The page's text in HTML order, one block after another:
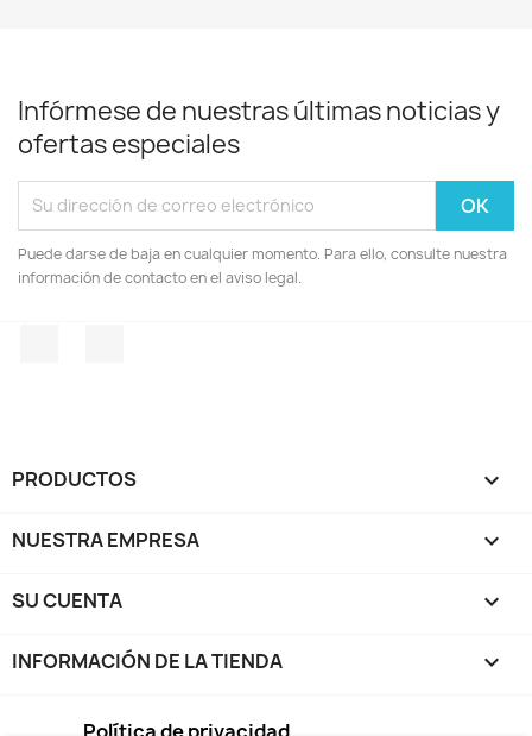
Infórmese de nuestras últimas noticias y
ofertas especiales
Puede darse de baja en cualquier momento. Para ello, consulte nuestra
información de contacto en el aviso legal.
PRODUCTOS 
NUESTRA EMPRESA 
SU CUENTA 
INFORMACIÓN DE LA TIENDA keyboard_arrow_down